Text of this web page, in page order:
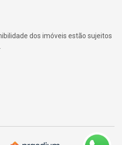
dos imóveis estão sujeitos